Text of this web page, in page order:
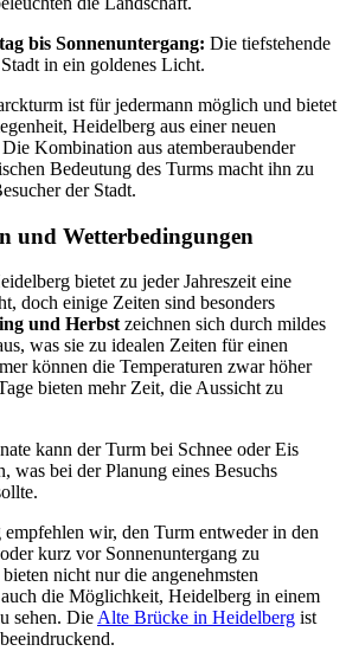
bis Sonnenuntergang: Die tiefstehende
in ein goldenes Licht.
ist für jedermann möglich und bietet
Heidelberg aus einer neuen
Kombination aus atemberaubender
Bedeutung des Turms macht ihn zu
der Stadt.
und Wetterbedingungen
bietet zu jeder Jahreszeit eine
doch einige Zeiten sind besonders
und Herbstzeichnen sich durch mildes
was sie zu idealen Zeiten für einen
können die Temperaturen zwar höher
bieten mehr Zeit, die Aussicht zu
kann der Turm bei Schnee oder Eis
was bei der Planung eines Besuchs
wir, den Turm entweder in den
kurz vor Sonnenuntergang zu
nicht nur die angenehmsten
die Möglichkeit, Heidelberg in einem
sehen. DieAlte Brücke in Heidelberg ist